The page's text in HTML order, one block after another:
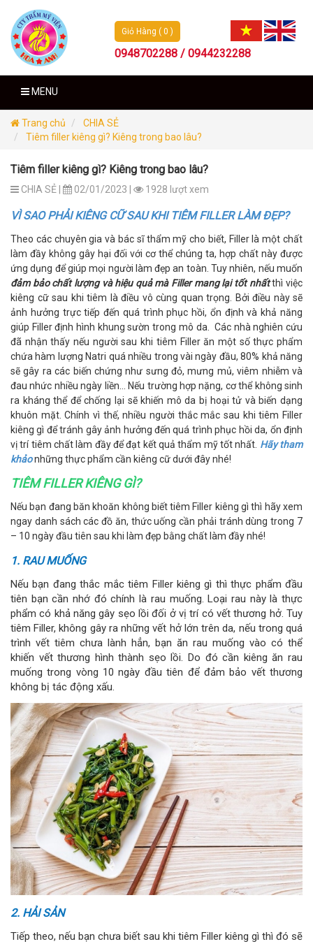
Giỏ Hàng ( 0 )
0948702288 / 0944232288
MENU
Trang chủ
CHIA SẺ
Tiêm filler kiêng gì? Kiêng trong bao lâu?
Tiêm filler kiêng gì? Kiêng trong bao lâu?
CHIA SẺ | 02/01/2023 | 1928 lượt xem
VÌ SAO PHẢI KIÊNG CỮ SAU KHI TIÊM FILLER LÀM ĐẸP?
Theo các chuyên gia và bác sĩ thẩm mỹ cho biết, Filler là một chất
làm đầy không gây hại đối với cơ thể chúng ta, hợp chất này được
ứng dụng để giúp mọi người làm đẹp an toàn. Tuy nhiên, nếu muốn
đảm bảo chất lượng và hiệu quả mà Filler mang lại tốt nhấtthì việc
kiêng cữ sau khi tiêm là điều vô cùng quan trọng. Bởi điều này sẽ
ảnh hưởng trực tiếp đến quá trình phục hồi, ổn định và khả năng
giúp Filler định hình khung sườn trong mô da. Các nhà nghiên cứu
đã nhận thấy nếu người sau khi tiêm Filler ăn một số thực phẩm
chứa hàm lượng Natri quá nhiều trong vài ngày đầu, 80% khả năng
sẽ gây ra các biến chứng như sưng đỏ, mưng mủ, viêm nhiễm và
đau nhức nhiều ngày liền… Nếu trường hợp nặng, cơ thể không sinh
ra kháng thể để chống lại sẽ khiến mô da bị hoại tử và biến dạng
khuôn mặt. Chính vì thế, nhiều người thắc mắc sau khi tiêm Filler
kiêng gì để tránh gây ảnh hưởng đến quá trình phục hồi da, ổn định
vị trí tiêm chất làm đầy để đạt kết quả thẩm mỹ tốt nhất. Hãy tham
khảonhững thực phẩm cần kiêng cữ dưới đây nhé!
TIÊM FILLER KIÊNG GÌ?
Nếu bạn đang băn khoăn không biết tiêm Filler kiêng gì thì hãy xem
ngay danh sách các đồ ăn, thức uống cần phải tránh dùng trong 7
– 10 ngày đầu tiên sau khi làm đẹp bằng chất làm đầy nhé!
1. RAU MUỐNG
Nếu bạn đang thắc mắc tiêm Filler kiêng gì thì thực phẩm đầu
tiên bạn cần nhớ đó chính là rau muống. Loại rau này là thực
phẩm có khả năng gây sẹo lồi đối ở vị trí có vết thương hở. Tuy
tiêm Filler, không gây ra những vết hở lớn trên da, nếu trong quá
trình vết tiêm chưa lành hẳn, bạn ăn rau muống vào có thể
khiến vết thương hình thành sẹo lồi. Do đó cần kiêng ăn rau
muống trong vòng 10 ngày đầu tiên để đảm bảo vết thương
không bị tác động xấu.
2. HẢI SẢN
Tiếp theo, nếu bạn chưa biết sau khi tiêm Filler kiêng gì thì đó sẽ